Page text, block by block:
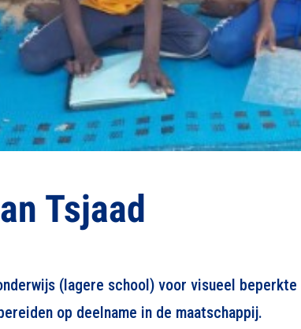
Tsjaad
(lagere school) voor visueel
op deelname in de maatschappij.